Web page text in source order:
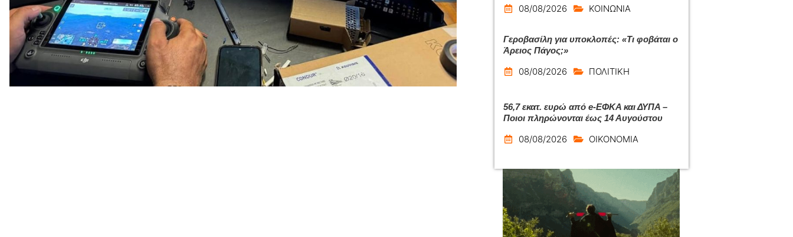
08/08/2026 ΚΟΙΝΩΝΙΑ
Γεροβασίλη για υποκλοπές: «Τι φοβάται ο
Άρειος Πάγος;»
08/08/2026 ΠΟΛΙΤΙΚΗ
56,7 εκατ. ευρώ από e-ΕΦΚΑ και ΔΥΠΑ –
Ποιοι πληρώνονται έως 14 Αυγούστου
08/08/2026 ΟΙΚΟΝΟΜΙΑ